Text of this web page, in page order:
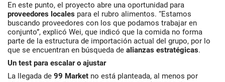
En este punto, el proyecto abre una oportunidad para
proveedores locales para el rubro alimentos. “Estamos
buscando proveedores con los que podamos trabajar en
conjunto”, explicó Wei, que indicó que la comida no forma
parte de la estructura de importación actual del grupo, por lo
que se encuentran en búsqueda de alianzas estratégicas.
Un test para escalar o ajustar
La llegada de 99 Market no está planteada, al menos por